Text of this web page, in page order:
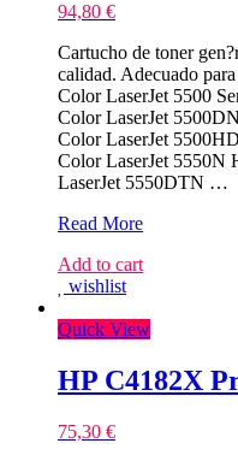
94,80 €
Cartucho de toner
calidad. Adecuado
Color LaserJet 5500
Color LaserJet
Color LaserJet
Color LaserJet 5550N
LaserJet 5550DTN …
HP
Preto
Toner
Read More
Add to cart
wishlist
Quick View
HP C4182X
75,30 €